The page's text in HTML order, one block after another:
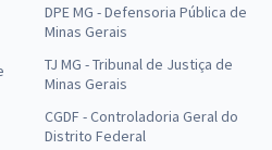
DPE MG - Defensoria Pública de
Minas Gerais
TJ MG - Tribunal de Justiça de
Minas Gerais
CGDF - Controladoria Geral do
Distrito Federal